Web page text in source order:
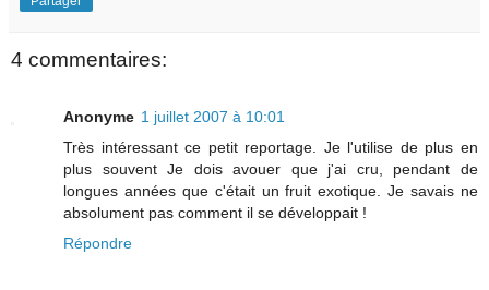
4 commentaires:
Anonyme 1 juillet 2007 à 10:01
Très intéressant ce petit reportage. Je l'utilise de plus en
plus souvent Je dois avouer que j'ai cru, pendant de
longues années que c'était un fruit exotique. Je savais ne
absolument pas comment il se développait !
Répondre